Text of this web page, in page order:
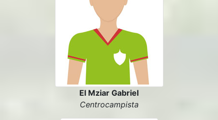
El Mziar Gabriel
Centrocampista